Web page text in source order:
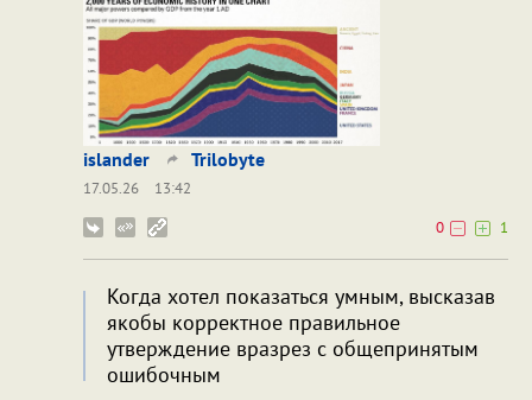
islander Trilobyte
17.05.26
13:42
0
1
Когда хотел показаться умным, высказав
якобы корректное правильное
утверждение вразрез с общепринятым
ошибочным